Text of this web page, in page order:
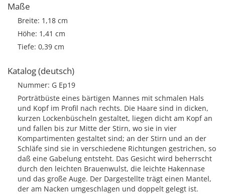
Maße
Breite: 1,18 cm
Höhe: 1,41 cm
Tiefe: 0,39 cm
Katalog (deutsch)
Nummer: G Ep19
Porträtbüste eines bärtigen Mannes mit schmalen Hals
und Kopf im Profil nach rechts. Die Haare sind in dicken,
kurzen Lockenbüscheln gestaltet, liegen dicht am Kopf an
und fallen bis zur Mitte der Stirn, wo sie in vier
Kompartimenten gestaltet sind; an der Stirn und an der
Schläfe sind sie in verschiedene Richtungen gestrichen, so
daß eine Gabelung entsteht. Das Gesicht wird beherrscht
durch den leichten Brauenwulst, die leichte Hakennase
und das große Auge. Der Dargestellte trägt einen Mantel,
der am Nacken umgeschlagen und doppelt gelegt ist.